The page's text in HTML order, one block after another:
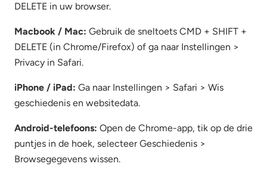
DELETE in uw browser.
Macbook / Mac: Gebruik de sneltoets CMD + SHIFT +
DELETE (in Chrome/Firefox) of ga naar Instellingen >
Privacy in Safari.
iPhone / iPad: Ga naar Instellingen > Safari > Wis
geschiedenis en websitedata.
Android-telefoons: Open de Chrome-app, tik op de drie
puntjes in de hoek, selecteer Geschiedenis >
Browsegegevens wissen.